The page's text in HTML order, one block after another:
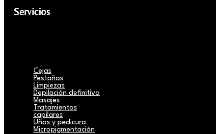
Servicios
Cejas
Pestañas
Limpiezas
Depilación definitiva
Masajes
Tratamientos
capilares
Uñas y pedicura
Micropigmentación